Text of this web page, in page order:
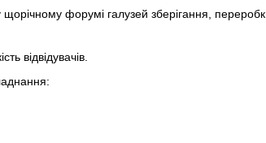
форумі галузей зберігання,
відвідувачів.